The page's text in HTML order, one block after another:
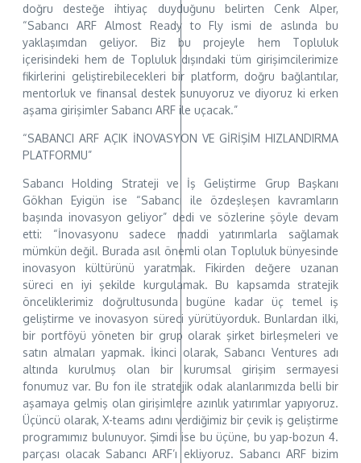
doğru desteğe ihtiyaç duyduğunu belirten Cenk Alper,
“Sabancı ARF Almost Ready to Fly ismi de aslında bu
yaklaşımdan geliyor. Biz bu projeyle hem Topluluk
içerisindeki hem de Topluluk dışındaki tüm girişimcilerimize
fikirlerini geliştirebilecekleri bir platform, doğru bağlantılar,
mentorluk ve finansal destek sunuyoruz ve diyoruz ki erken
aşama girişimler Sabancı ARF ile uçacak.”
“SABANCI ARF AÇIK İNOVASYON VE GİRİŞİM HIZLANDIRMA
PLATFORMU”
Sabancı Holding Strateji ve İş Geliştirme Grup Başkanı
Gökhan Eyigün ise “Sabancı ile özdeşleşen kavramların
başında inovasyon geliyor” dedi ve sözlerine şöyle devam
etti: “İnovasyonu sadece maddi yatırımlarla sağlamak
mümkün değil. Burada asıl önemli olan Topluluk bünyesinde
inovasyon kültürünü yaratmak. Fikirden değere uzanan
süreci en iyi şekilde kurgulamak. Bu kapsamda stratejik
önceliklerimiz doğrultusunda bugüne kadar üç temel iş
geliştirme ve inovasyon süreci yürütüyorduk. Bunlardan ilki,
bir portföyü yöneten bir grup olarak şirket birleşmeleri ve
satın almaları yapmak. İkinci olarak, Sabancı Ventures adı
altında kurulmuş olan bir kurumsal girişim sermayesi
fonumuz var. Bu fon ile stratejik odak alanlarımızda belli bir
aşamaya gelmiş olan girişimlere azınlık yatırımlar yapıyoruz.
Üçüncü olarak, X-teams adını verdiğimiz bir çevik iş geliştirme
programımız bulunuyor. Şimdi ise bu üçüne, bu yap-bozun 4.
parçası olacak Sabancı ARF’ı ekliyoruz. Sabancı ARF bizim